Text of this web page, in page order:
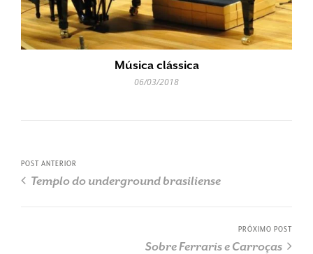
Música clássica
06/03/2018
POST ANTERIOR
Templo do underground brasiliense
PRÓXIMO POST
Sobre Ferraris e Carroças